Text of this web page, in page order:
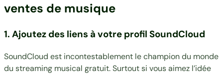
ventes de musique
1. Ajoutez des liens à votre profil SoundCloud
SoundCloud est incontestablement le champion du monde
du streaming musical gratuit. Surtout si vous aimez l’idée